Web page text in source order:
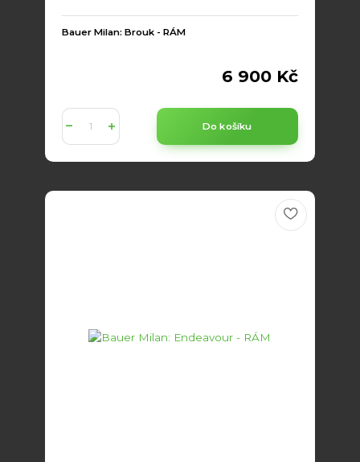
Bauer Milan: Brouk - RÁM
6 900 Kč
Do košíku